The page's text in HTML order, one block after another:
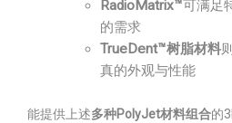
RadioMatrix™可满足
的需求
TrueDent™树脂材料
真的外观与性能
能提供上述多种PolyJet材料组合的